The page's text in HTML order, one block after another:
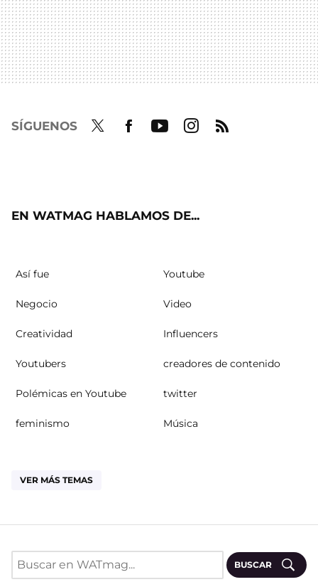
SÍGUENOS
EN WATMAG HABLAMOS DE...
Así fue Youtube
Negocio Video
Creatividad Influencers
Youtubers creadores de contenido
Polémicas en Youtube twitter
feminismo Música
VER MÁS TEMAS
BUSCAR